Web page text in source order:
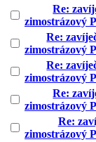
Re:
zimostrázový
Re:
zimostrázový
Re:
zimostrázový
Re:
zimostrázový
Re:
zimostrázový